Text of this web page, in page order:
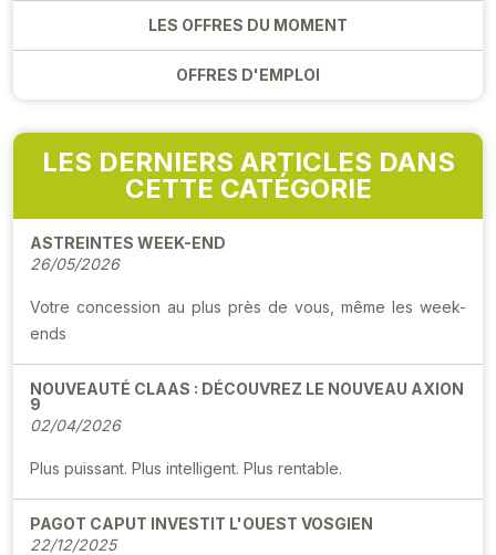
LES OFFRES DU MOMENT
OFFRES D'EMPLOI
LES DERNIERS ARTICLES DANS
CETTE CATÉGORIE
ASTREINTES WEEK-END
26/05/2026
Votre concession au plus près de vous, même les week-
ends
NOUVEAUTÉ CLAAS : DÉCOUVREZ LE NOUVEAU AXION
9
02/04/2026
Plus puissant. Plus intelligent. Plus rentable.
PAGOT CAPUT INVESTIT L'OUEST VOSGIEN
22/12/2025